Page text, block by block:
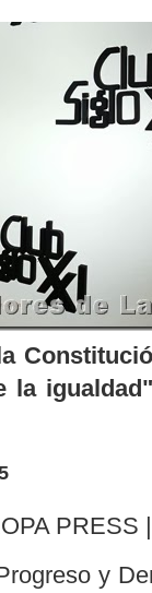
la
PRESS
y